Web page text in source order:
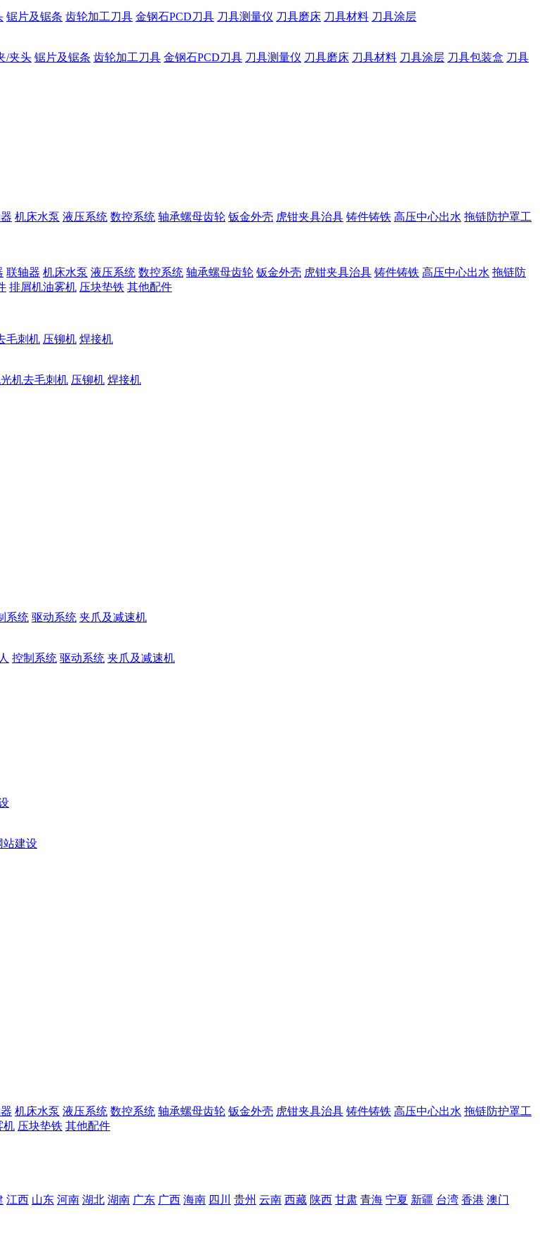
锯片及锯条 齿轮加工刀具 金钢石PCD刀具 刀具测量仪 刀具磨床 刀具材料 刀具涂层
/夹头 锯片及锯条 齿轮加工刀具 金钢石PCD刀具 刀具测量仪 刀具磨床 刀具材料 刀具涂层 刀具包装盒 刀具
机床水泵 液压系统 数控系统 轴承螺母齿轮 钣金外壳 虎钳夹具治具 铸件铸铁 高压中心出水 拖链防护罩工
联轴器 机床水泵 液压系统 数控系统 轴承螺母齿轮 钣金外壳 虎钳夹具治具 铸件铸铁 高压中心出水 拖链防
排屑机油雾机 压块垫铁 其他配件
毛刺机 压铆机 焊接机
机去毛刺机 压铆机 焊接机
系统 驱动系统 夹爪及减速机
控制系统 驱动系统 夹爪及减速机
站建设
机床水泵 液压系统 数控系统 轴承螺母齿轮 钣金外壳 虎钳夹具治具 铸件铸铁 高压中心出水 拖链防护罩工
机 压块垫铁 其他配件
江西 山东 河南 湖北 湖南 广东 广西 海南 四川 贵州 云南 西藏 陕西 甘肃 青海 宁夏 新疆 台湾 香港 澳门